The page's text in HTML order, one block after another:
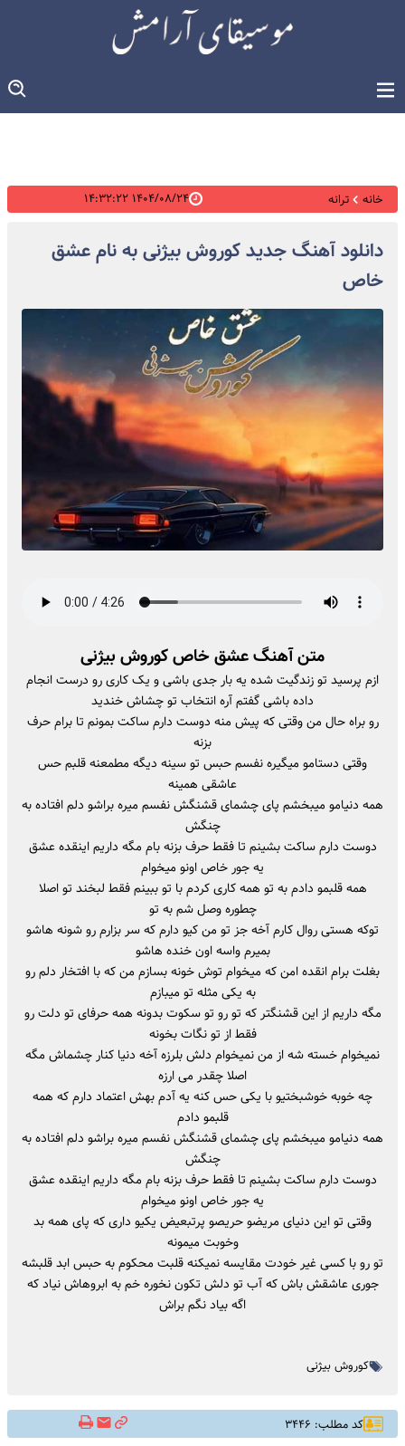
خانه ترانه ۱۴۰۴/۰۸/۲۴ ۱۴:۳۲:۲۲
دانلود آهنگ جدید کوروش بیژنی به نام عشق
خاص
متن آهنگ عشق خاص کوروش بیژنی
ازم پرسید تو زندگیت شده یه بار جدی باشی و یک کاری رو درست انجام
داده باشی گفتم آره انتخاب تو چشاش خندید
رو براه حال من وقتی که پیش منه دوست دارم ساکت بمونم تا برام حرف
بزنه
وقتی دستامو میگیره نفسم حبس تو سینه دیگه مطمعنه قلبم حس
عاشقی همینه
همه دنیامو میبخشم پای چشمای قشنگش نفسم میره براشو دلم افتاده به
چنگش
دوست دارم ساکت بشینم تا فقط حرف بزنه بام مگه داریم اینقده عشق
یه جور خاص اونو میخوام
همه قلبمو دادم به تو همه کاری کردم با تو ببینم فقط لبخند تو اصلا
چطوره وصل شم به تو
توکه هستی روال کارم آخه جز تو من کیو دارم که سر بزارم رو شونه هاشو
بمیرم واسه اون خنده هاشو
بغلت برام انقده امن که میخوام توش خونه بسازم من که با افتخار دلم رو
به یکی مثله تو میبازم
مگه داریم از این قشنگتر که تو رو تو سکوت بدونه همه حرفای تو دلت رو
فقط از تو نگات بخونه
نمیخوام خسته شه از من نمیخوام دلش بلرزه آخه دنیا کنار چشماش مگه
اصلا چقدر می ارزه
چه خوبه خوشبختیو با یکی حس کنه یه آدم بهش اعتماد دارم که همه
قلبمو دادم
همه دنیامو میبخشم پای چشمای قشنگش نفسم میره براشو دلم افتاده به
چنگش
دوست دارم ساکت بشینم تا فقط حرف بزنه بام مگه داریم اینقده عشق
یه جور خاص اونو میخوام
وقتی تو این دنیای مریضو حریصو پرتبعیض یکیو داری که پای همه بد
وخوبت میمونه
تو رو با کسی غیر خودت مقایسه نمیکنه قلبت محکوم به حبس ابد قلبشه
جوری عاشقش باش که آب تو دلش تکون نخوره خم به ابروهاش نیاد که
اگه بیاد نگم براش
کوروش بیژنی
کد مطلب: ۳۴۴۶